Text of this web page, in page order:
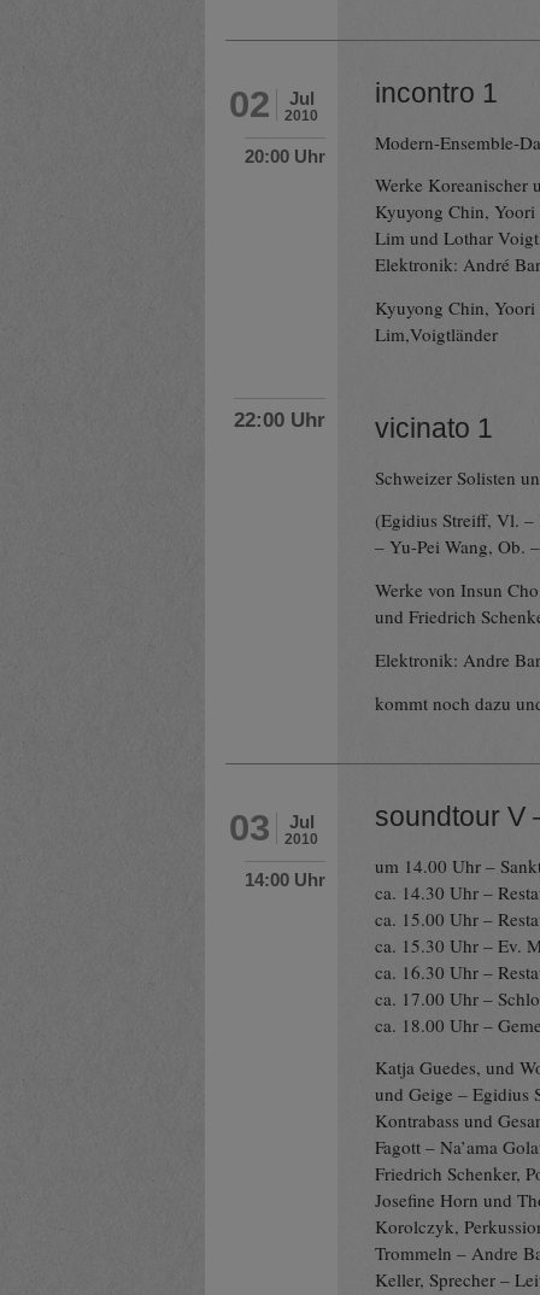
Jul
2010
02
20:00 Uhr
incontro 1
Modern-Ensemble-
Werke Koreanischer
Kyuyong Chin,
Lim und Lothar
Elektronik: André
Kyuyong Chin,
Lim,Voigtländer
22:00 Uhr vicinato 1
Schweizer Solisten
(Egidius Streiff, Vl.
– Yu-Pei Wang, Ob.
Werke von Insun
und Friedrich
Elektronik: Andre
kommt noch dazu
Jul
2010
03
14:00 Uhr
soundtour V
um 14.00 Uhr –
ca. 14.30 Uhr –
ca. 15.00 Uhr –
ca. 15.30 Uhr – Ev.
ca. 16.30 Uhr –
ca. 17.00 Uhr –
ca. 18.00 Uhr –
Katja Guedes, und
und Geige – Egidius
Kontrabass und
Fagott – Na’ama
Friedrich Schenker,
Josefine Horn und
Korolczyk,
Trommeln – Andre
Keller, Sprecher –